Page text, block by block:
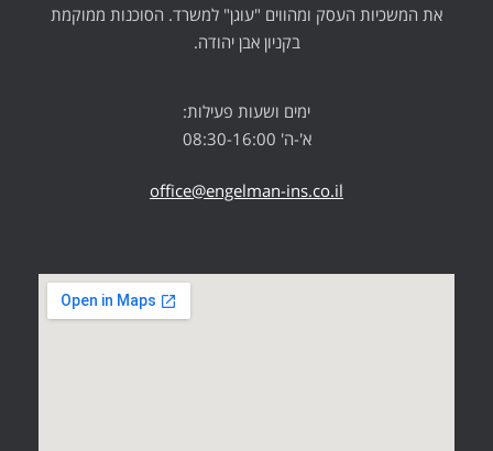
את המשכיות העסק ומהווים "עוגן" למשרד. הסוכנות ממוקמת
בקניון אבן יהודה.
ימים ושעות פעילות:
א'-ה' 08:30-16:00
office@engelman-ins.co.il